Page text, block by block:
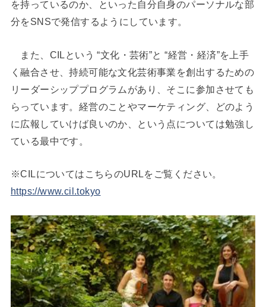
を持っているのか、といった自分自身のパーソナルな部
分をSNSで発信するようにしています。
また、CILという “文化・芸術”と “経営・経済”を上手
く融合させ、持続可能な文化芸術事業を創出するための
リーダーシッププログラムがあり、そこに参加させても
らっています。経営のことやマーケティング、どのよう
に広報していけば良いのか、という点については勉強し
ている最中です。
※CILについてはこちらのURLをご覧ください。
https://www.cil.tokyo